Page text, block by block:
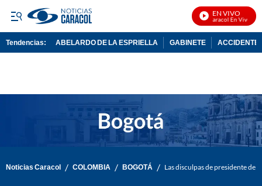
EN VIVO
Noticias Caracol En Vivo
Tendencias: ABELARDO DE LA ESPRIELLA GABINETE ACCIDENTE
Noticias Caracol / COLOMBIA / BOGOTÁ / Las disculpas de presidente de